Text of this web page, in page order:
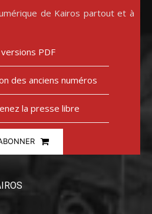
de Kairos partout et à
PDF
des anciens numéros
la presse libre